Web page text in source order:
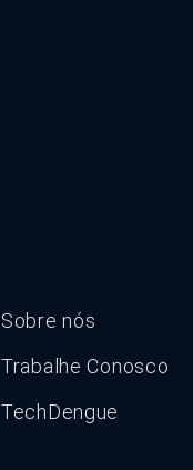
Sobre nós
Trabalhe Conosco
TechDengue